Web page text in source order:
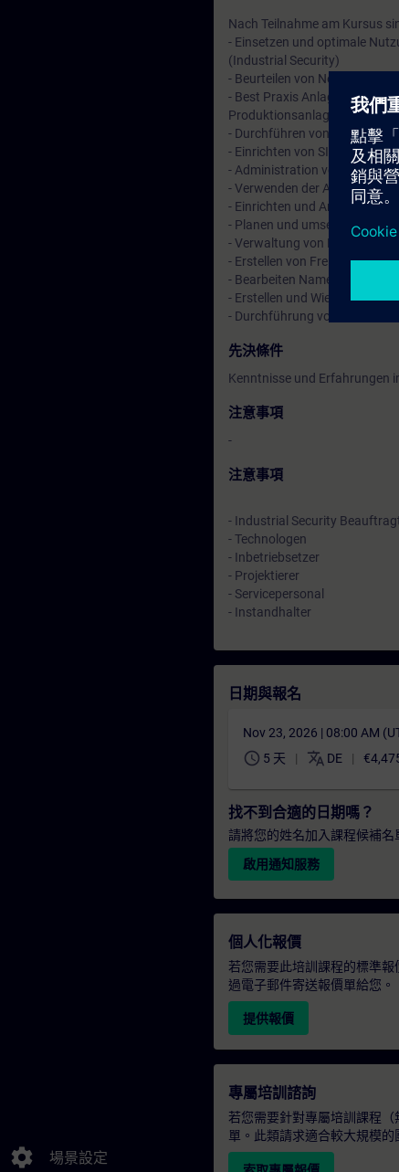
settings 場景設定
Nach Teilnahme am Kursus
- Einsetzen und optimale
(Industrial Security)
- Beurteilen von
- Best Praxis
Produktionsanlage)
- Durchführen von
- Einrichten von SIMATIC
- Administration von
- Verwenden der Active
- Einrichten und Arbeiten mit
- Planen und umsetzen von
- Verwaltung von Benutzer
- Erstellen von Freigaben und
- Bearbeiten
- Erstellen und
- Durchführung von Trouble
先決條件
Kenntnisse und Erfahrungen
注意事項
-
注意事項
- Industrial Security
- Technologen
- Inbetriebsetzer
- Projektierer
- Servicepersonal
- Instandhalter
日期與報名
Nov 23, 2026 | 08:00 AM
schedule 5 天 translate DE
找不到合適的日期嗎？
請將您的姓名加入課程候補
啟用通知服務
個人化報價
若您需要此培訓課程的標準
過電子郵件寄送報價單給您。
提供報價
專屬培訓諮詢
若您需要針對專屬培訓課程
單。此類請求適合較大規模